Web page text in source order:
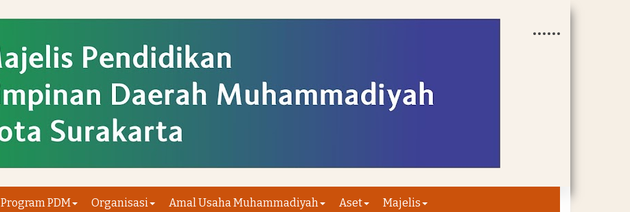
Program PDM Organisasi Amal Usaha Muhammadiyah Aset Majelis